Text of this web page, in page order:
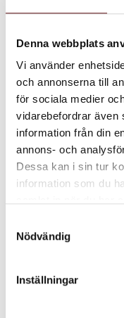
Denna webbplats
Vi använder
och annonserna till
för sociala medier
vidarebefordrar även
information från din
annons- och
Dessa kan i sin tur
information som du
Nödvändig
Inställningar
2024
maj (1)
mars (1)
januari (1)
2023
oktober (1)
2022
maj (1)
2021